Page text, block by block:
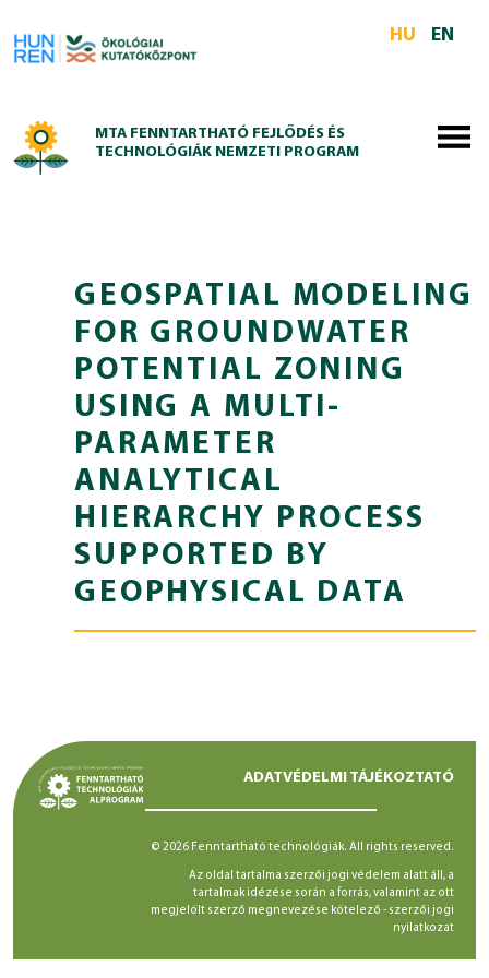
HU
EN
MTA FENNTARTHATÓ FEJLŐDÉS ÉS
TECHNOLÓGIÁK NEMZETI PROGRAM
GEOSPATIAL MODELING
FOR GROUNDWATER
POTENTIAL ZONING
USING A MULTI-
PARAMETER
ANALYTICAL
HIERARCHY PROCESS
SUPPORTED BY
GEOPHYSICAL DATA
ADATVÉDELMI TÁJÉKOZTATÓ
© 2026 Fenntartható technológiák. All rights reserved.
Az oldal tartalma szerzői jogi védelem alatt áll, a
tartalmak idézése során a forrás, valamint az ott
megjelölt szerző megnevezése kötelező - szerzői jogi
nyilatkozat